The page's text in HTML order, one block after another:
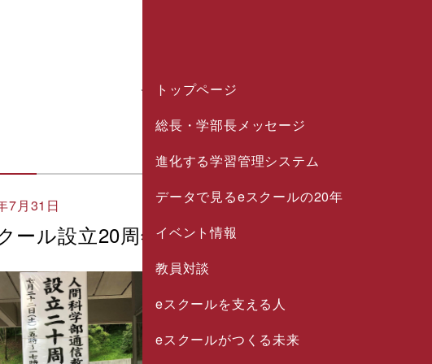
トップページ
総長・学部長メッセージ
進化する学習管理システム
データで見るeスクールの20年
イベント情報
教員対談
eスクールを支える人
eスクールがつくる未来
イベントレポート
REPORT
7月31日
ール設立20周年記念式典・懇親会を開催し